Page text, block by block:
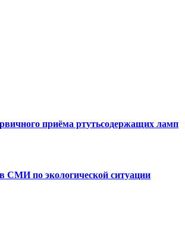
приёма ртутьсодержащих ламп
СМИ по экологической ситуации